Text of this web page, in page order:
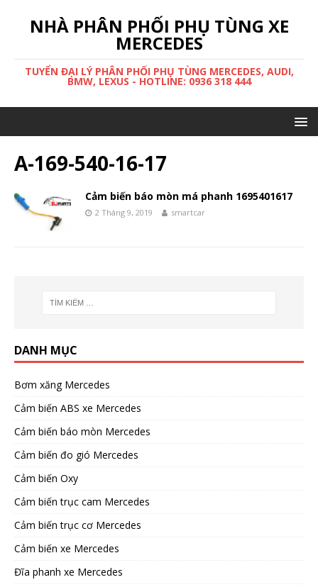
NHÀ PHÂN PHỐI PHỤ TÙNG XE
MERCEDES
TUYỂN ĐẠI LÝ PHÂN PHỐI PHỤ TÙNG MERCEDES, AUDI,
BMW, LEXUS - HOTLINE: 0936 318 444
A-169-540-16-17
Cảm biến báo mòn má phanh 1695401617
2 Tháng 9, 2019 smartcar
DANH MỤC
Bơm xăng Mercedes
Cảm biến ABS xe Mercedes
Cảm biến báo mòn Mercedes
Cảm biến đo gió Mercedes
Cảm biến Oxy
Cảm biến trục cam Mercedes
Cảm biến trục cơ Mercedes
Cảm biến xe Mercedes
Đĩa phanh xe Mercedes